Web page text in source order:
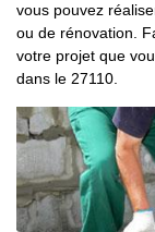
vous pouvez
ou de rénovation.
votre projet que
dans le 27110.